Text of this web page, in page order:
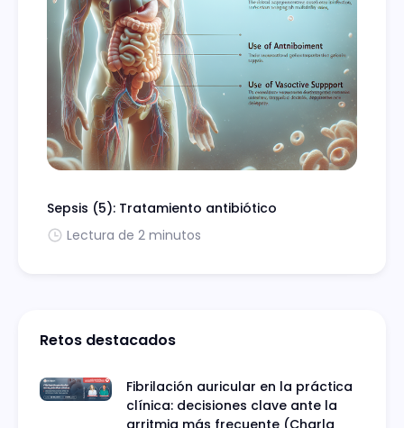
Sepsis (5): Tratamiento antibiótico
Lectura de 2 minutos
Retos destacados
Fibrilación auricular en la práctica
clínica: decisiones clave ante la
arritmia más frecuente (Charla